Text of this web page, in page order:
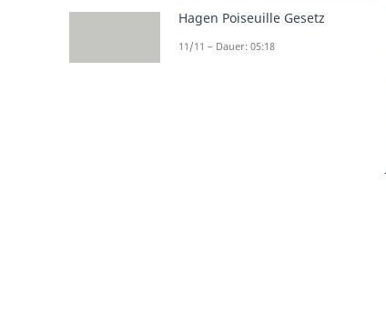
Hagen Poiseuille Gesetz
11/11 – Dauer: 05:18